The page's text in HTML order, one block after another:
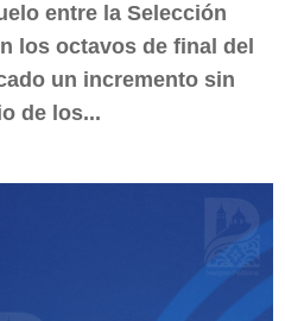
entre la Selección
los octavos de final del
un incremento sin
de los...